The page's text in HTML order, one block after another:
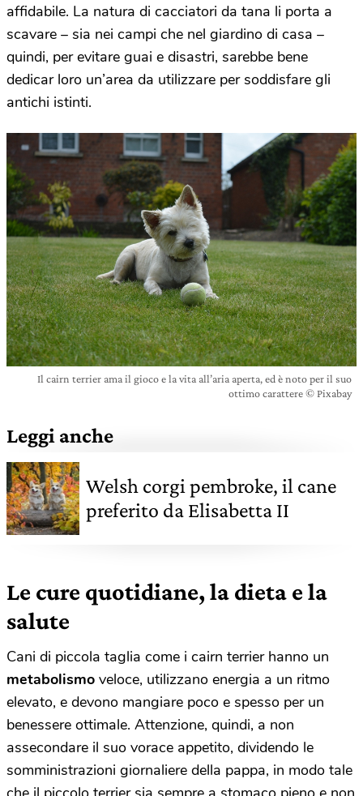
affidabile. La natura di cacciatori da tana li porta a
scavare – sia nei campi che nel giardino di casa –
quindi, per evitare guai e disastri, sarebbe bene
dedicar loro un’area da utilizzare per soddisfare gli
antichi istinti.
Il cairn terrier ama il gioco e la vita all’aria aperta, ed è noto per il suo
ottimo carattere © Pixabay
Leggi anche
Welsh corgi pembroke, il cane
preferito da Elisabetta II
Le cure quotidiane, la dieta e la
salute
Cani di piccola taglia come i cairn terrier hanno un
metabolismo veloce, utilizzano energia a un ritmo
elevato, e devono mangiare poco e spesso per un
benessere ottimale. Attenzione, quindi, a non
assecondare il suo vorace appetito, dividendo le
somministrazioni giornaliere della pappa, in modo tale